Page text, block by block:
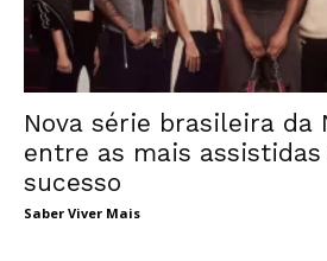
Nova série brasileira da
entre as mais assistidas
sucesso
Saber Viver Mais